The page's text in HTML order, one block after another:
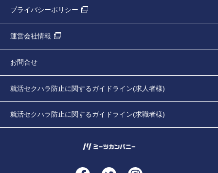
プライバシーポリシー
運営会社情報
お問合せ
就活セクハラ防止に関するガイドライン(求人者様)
就活セクハラ防止に関するガイドライン(求職者様)